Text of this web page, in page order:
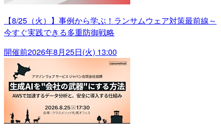
【8/25（火）】事例から学ぶ！ランサムウェア対策最前線～
今すぐ実践できる多重防御戦略
開催前2026年8月25日(火) 13:00